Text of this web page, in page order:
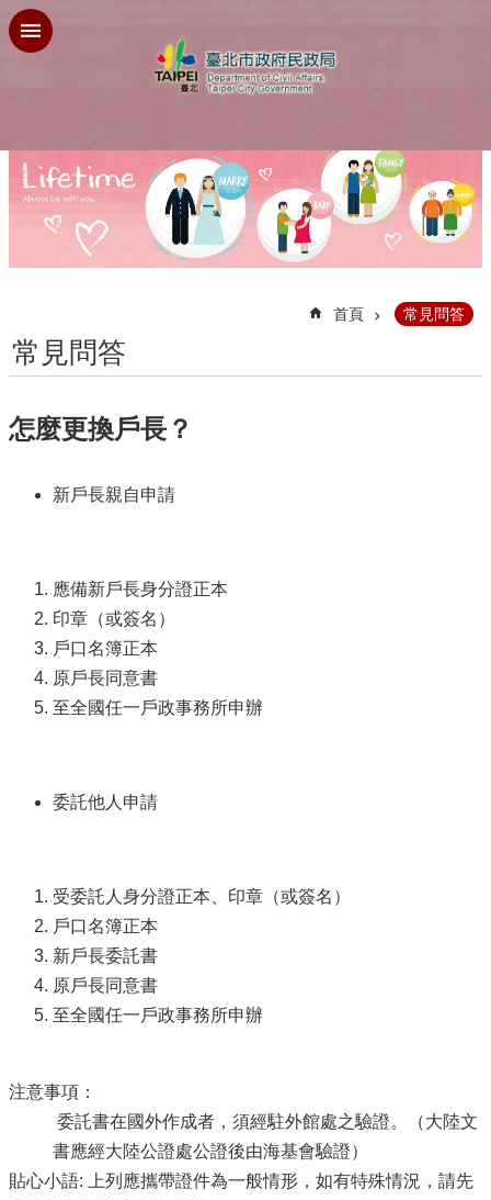
跳到主要內容區塊
首頁 常見問答
常見問答
怎麼更換戶長？
新戶長親自申請
應備新戶長身分證正本
印章（或簽名）
戶口名簿正本
原戶長同意書
至全國任一戶政事務所申辦
委託他人申請
受委託人身分證正本、印章（或簽名）
戶口名簿正本
新戶長委託書
原戶長同意書
至全國任一戶政事務所申辦
注意事項：
委託書在國外作成者，須經駐外館處之驗證。（大陸文
書應經大陸公證處公證後由海基會驗證）
貼心小語: 上列應攜帶證件為一般情形，如有特殊情況，請先